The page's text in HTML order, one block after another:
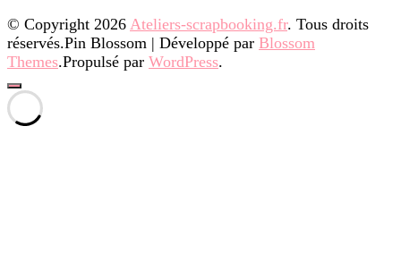
© Copyright 2026 Ateliers-scrapbooking.fr. Tous droits
réservés.Pin Blossom | Développé par Blossom
Themes.Propulsé par WordPress.